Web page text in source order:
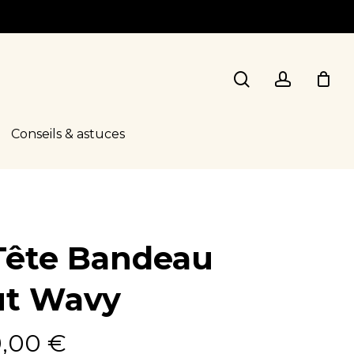
Conseils & astuces
Bandeau
Wavy
€